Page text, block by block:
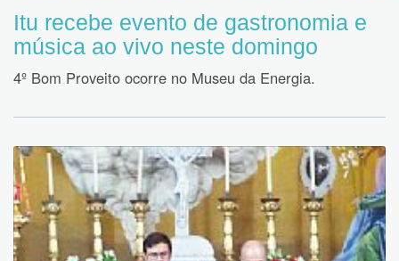
Itu recebe evento de gastronomia e
música ao vivo neste domingo
4º Bom Proveito ocorre no Museu da Energia.